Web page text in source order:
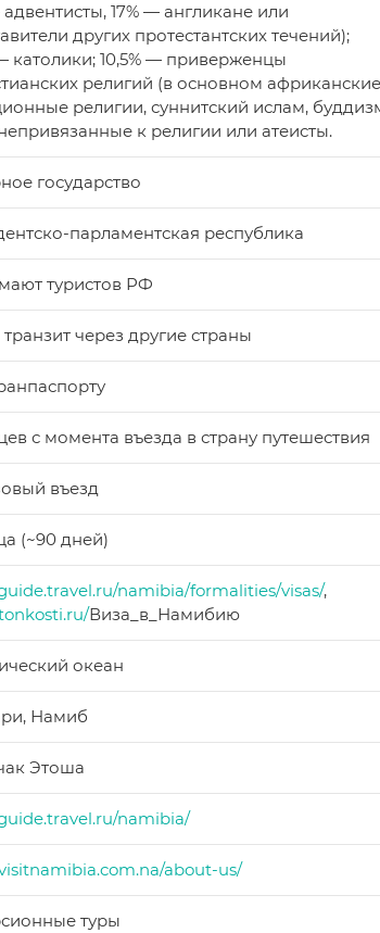
17% — англикане или
других протестантских течений);
католики; 10,5% — приверженцы
религий (в основном африканские
религии, суннитский ислам,
к религии или атеисты.
государство
парламентская республика
туристов РФ
через другие страны
с момента въезда в страну путешествия
въезд
(~90 дней)
namibia/formalities/visas/,
Виза_в_Намибию
океан
Намиб
Этоша
namibia/
about-us/
туры